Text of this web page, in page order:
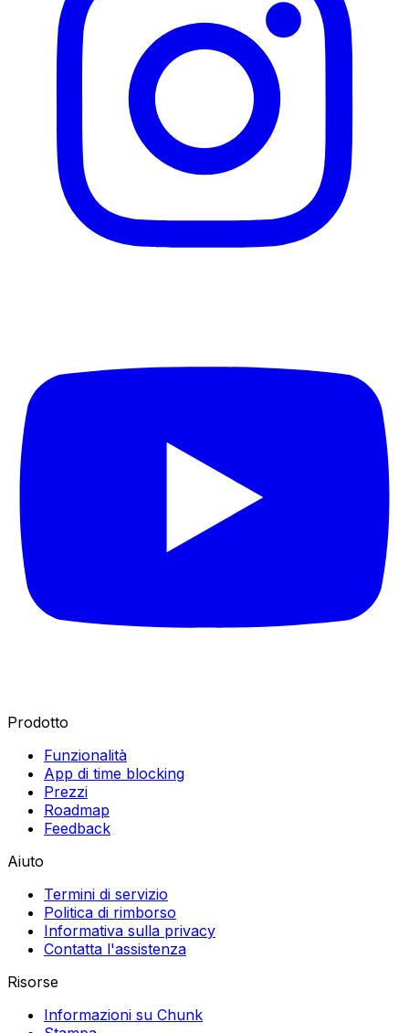
Prodotto
Funzionalità
App di time blocking
Prezzi
Roadmap
Feedback
Aiuto
Termini di servizio
Politica di rimborso
Informativa sulla privacy
Contatta l'assistenza
Risorse
Informazioni su Chunk